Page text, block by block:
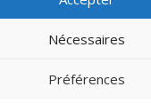
Nécessaires
Préférences